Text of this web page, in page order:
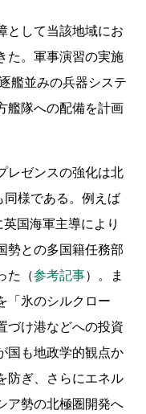
として当該地域にお
た。軍事演習の実施
艦並みの兵器システ
艦隊への配備を計画
レゼンスの強化は北
同様である。例えば
国海軍主導により
勢との多国籍任務部
た（参考記事）。ま
「氷のシルクロー
づけ港などへの投資
国も地政学的観点か
防ぎ、さらにエネル
ア勢の北極圏開発へ